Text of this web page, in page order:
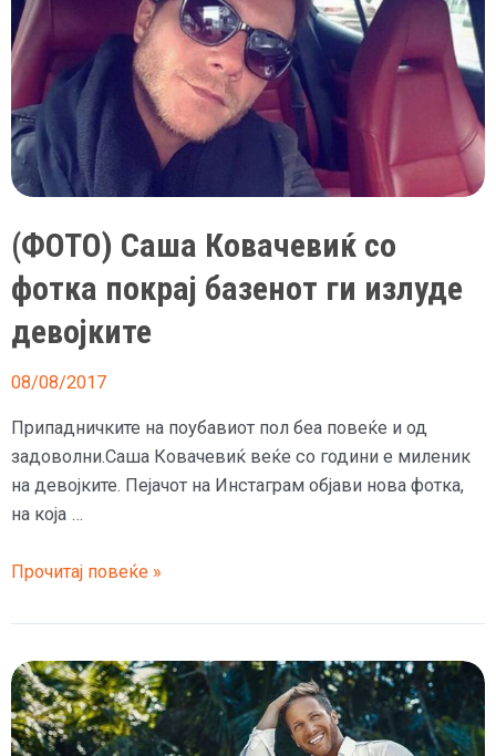
со
Ксенија
Пајчин
(ФОТО) Саша Ковачевиќ со
фотка покрај базенот ги излуде
девојките
08/08/2017
Припадничките на поубавиот пол беа повеќе и од
задоволни.Саша Ковачевиќ веќе со години е миленик
на девојките. Пејачот на Инстаграм објави нова фотка,
на која …
(ФОТО)
Ковачевиќ
со
фотка
покрај
базенот
Прочитај повеќе »